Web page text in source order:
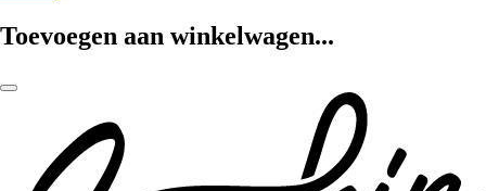
Toevoegen aan winkelwagen...